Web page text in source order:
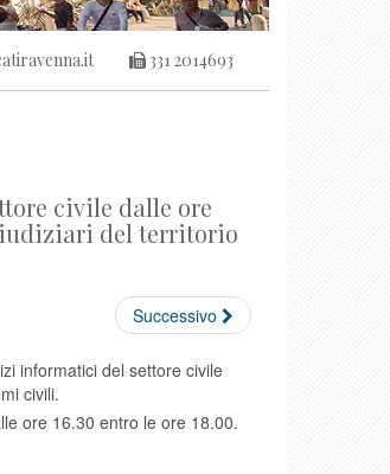
331 2014693
civile dalle ore
del territorio
Successivo
informatici del settore civile
civili.
ore 16.30 entro le ore 18.00.